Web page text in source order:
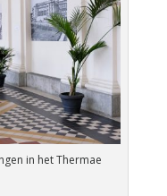
in het Thermae